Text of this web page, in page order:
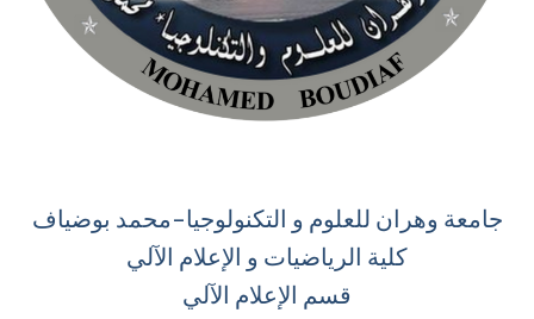
جامعة وهران للعلوم و التكنولوجيا-محمد بوضياف
كلية الرياضيات و الإعلام الآلي
قسم الإعلام الآلي